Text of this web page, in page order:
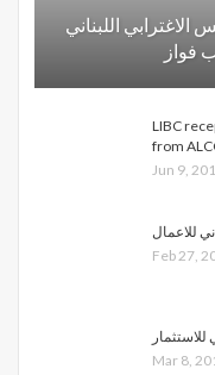
اللبناني
فواز
LIBC
from
Jun 9,
للاعمال
Feb 27,
للاستثمار
Mar 8,